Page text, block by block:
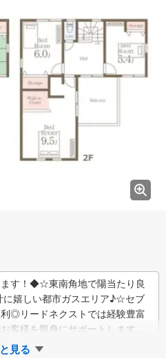
す！◆☆東南角地で陽当たり良
嬉しい都市ガスエリア♪☆セブ
◎リードネクストでは経験豊富
客様を親身にサポートします！*
新町第一小…
見る